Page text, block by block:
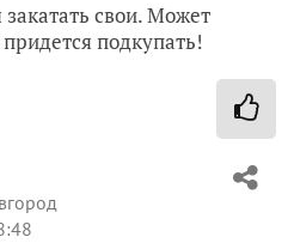
свои. Может
подкупать!